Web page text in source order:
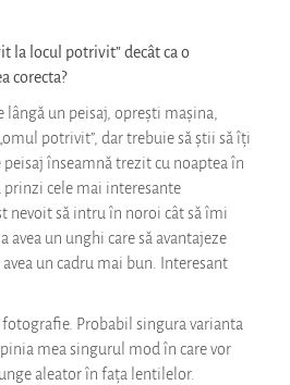
la locul potrivit” decât ca o
corecta?
lângă un peisaj, oprești mașina,
potrivit”, dar trebuie să știi să îți
înseamnă trezit cu noaptea în
cele mai interesante
nevoit să intru în noroi cât să îmi
avea un unghi care să avantajeze
un cadru mai bun. Interesant
Probabil singura varianta
mea singurul mod în care vor
aleator în fața lentilelor.